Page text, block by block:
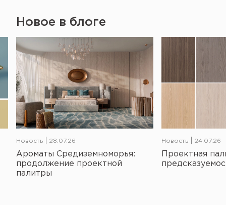
Новое в блоге
Новость 28.07.26
Ароматы Средиземноморья:
продолжение проектной
палитры
Новость 24.07.26
Проектная